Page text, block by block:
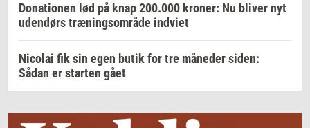
Donationen lød på knap 200.000 kroner: Nu bliver nyt
udendørs træningsområde indviet
Nicolai fik sin egen butik for tre måneder siden:
Sådan er starten gået